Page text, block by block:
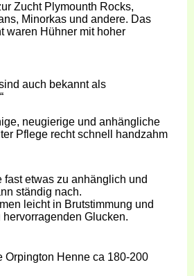
Zucht Plymounth Rocks,
Minorkas und andere. Das
waren Hühner mit hoher
auch bekannt als
neugierige und anhängliche
Pflege recht schnell handzahm
fast etwas zu anhänglich und
ständig nach.
leicht in Brutstimmung und
Glucken.
Orpington Henne ca 180-200